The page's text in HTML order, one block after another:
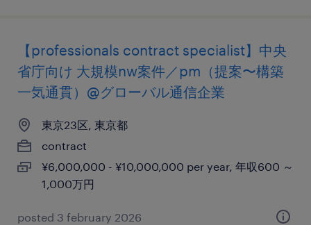
【professionals contract specialist】中央
省庁向け 大規模nw案件／pm（提案〜構築
一気通貫）@グローバル通信企業
東京23区, 東京都
contract
¥6,000,000 - ¥10,000,000 per year, 年収600 ～
1,000万円
posted 3 february 2026